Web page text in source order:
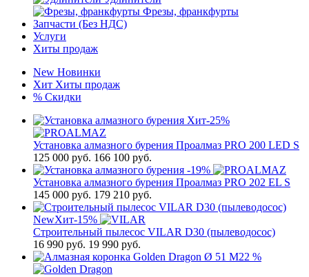
Фрезы, франкфурты
Запчасти (Без НДС)
Услуги
Хиты продаж
New Новинки
Хит Хиты продаж
% Скидки
Хит-25%
Установка алмазного бурения Проалмаз PRO 200 LED S
125 000 руб. 166 100 руб.
-19%
Установка алмазного бурения Проалмаз PRO 202 EL S
145 000 руб. 179 210 руб.
NewХит-15%
Строительный пылесос VILAR D30 (пылеводосос)
16 990 руб. 19 990 руб.
%